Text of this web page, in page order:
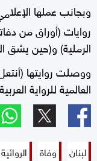
وبجانب عملها الإعلا
روايات (أوراق من
الرملية) و(حين يشق
ووصلت روايتها
العالمية للرواية العربية
لبنان وفاة الروائية